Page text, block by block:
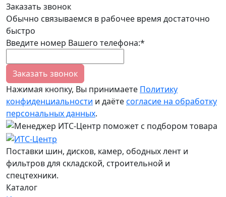
Заказать звонок
Обычно связываемся в рабочее время достаточно
быстро
Введите номер Вашего телефона:*
Заказать звонок
Нажимая кнопку, Вы принимаете Политику
конфиденциальности и даётесогласие на обработку
персональных данных.
Поставки шин, дисков, камер, ободных лент и
фильтров для складской, строительной и
спецтехники.
Каталог